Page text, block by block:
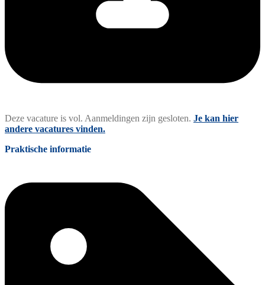
Deze vacature is vol. Aanmeldingen zijn gesloten. Je kan hier
andere vacatures vinden.
Praktische informatie